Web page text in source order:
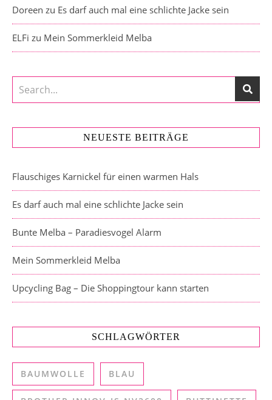
Doreen zu Es darf auch mal eine schlichte Jacke sein
ELFi zu Mein Sommerkleid Melba
NEUESTE BEITRÄGE
Flauschiges Karnickel für einen warmen Hals
Es darf auch mal eine schlichte Jacke sein
Bunte Melba – Paradiesvogel Alarm
Mein Sommerkleid Melba
Upcycling Bag – Die Shoppingtour kann starten
SCHLAGWÖRTER
BAUMWOLLE BLAU